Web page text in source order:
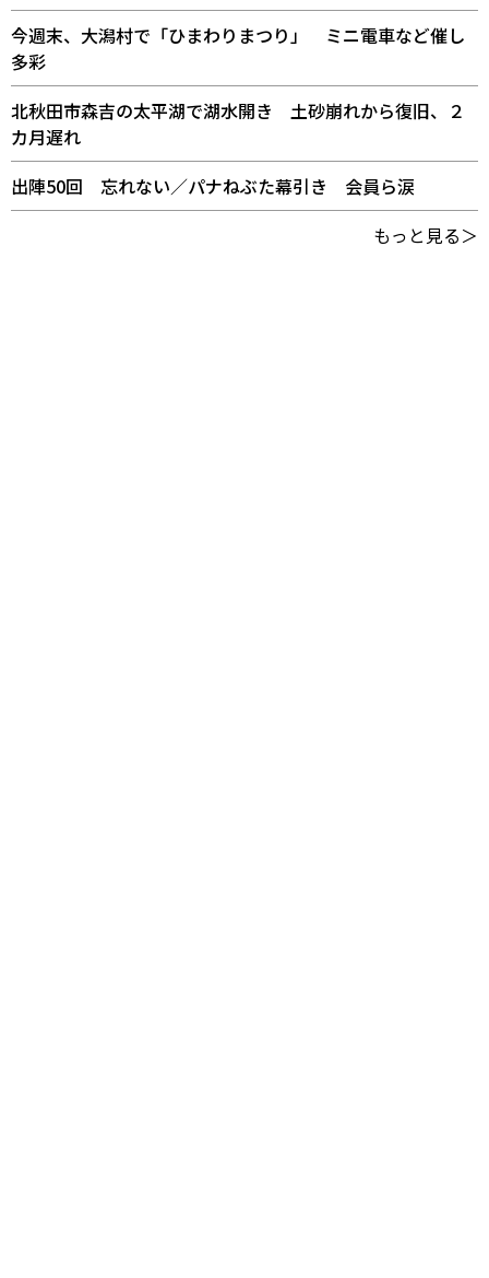
今週末、大潟村で「ひまわりまつり」 ミニ電車など催し
多彩
北秋田市森吉の太平湖で湖水開き 土砂崩れから復旧、２
カ月遅れ
出陣50回 忘れない／パナねぶた幕引き 会員ら涙
もっと見る＞